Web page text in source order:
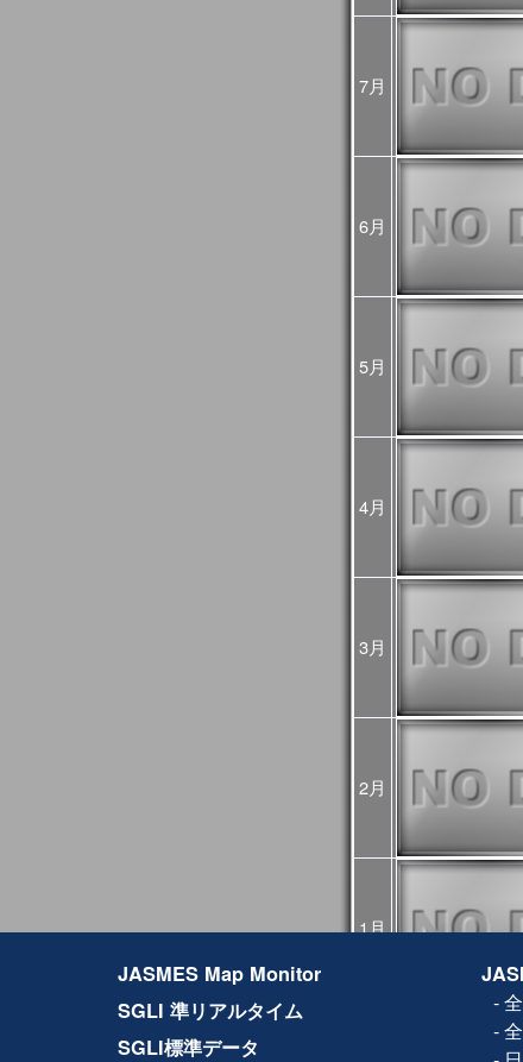
め、
今後再処理を予定
2025年02月25日
JASMES Image
雪氷分布の偏差
JASMES Climate
後はJASMES
2024年12月末に内
ニタへ統合します
らをご確認くださ
2024年10月03日(
ましたが、復旧し
2024年08月16日
2024年8月12日か
GCOM-Cの観測
降の観測画像・デ
追加しました。詳
た。蒸発散量につ
止などの影響が出
1回目：02月19日
2回目：02月22日
(01:00UTC)：
3回目：02月26日
06:00UTC）：
7月
6月
5月
4月
3月
2月
1月
JASMES Map Monitor
SGLI 準リアルタイム
SGLI標準データ
-
-